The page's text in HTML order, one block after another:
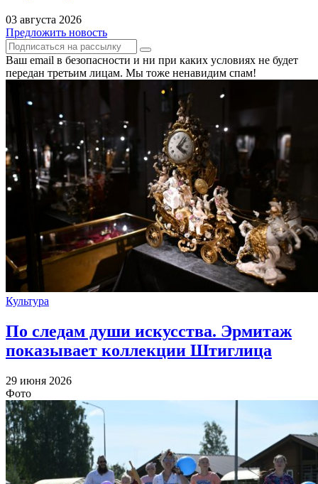
03 августа 2026
Предложить новость
Ваш email в безопасности и ни при каких условиях не будет
передан третьим лицам. Мы тоже ненавидим спам!
Культура
По следам души искусства. Эрмитаж
показывает коллекции Штиглица
29 июня 2026
Фото